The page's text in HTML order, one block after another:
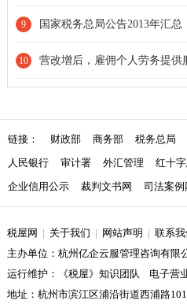
9 国家税务总局公告2013年汇总
10 营改增后，雇佣个人劳务提
链接： 财政部 商务部 税务总局
人民银行
审计署 外汇管理 红十
企业信用公示
裁判文书网 司法案例
税屋网 | 关于我们 | 网站声明 | 联系我
主办单位：杭州亿企云服管理咨询有限
运行维护：《税屋》知识团队 电子营
地址：杭州市滨江区浦沿街道西浦路